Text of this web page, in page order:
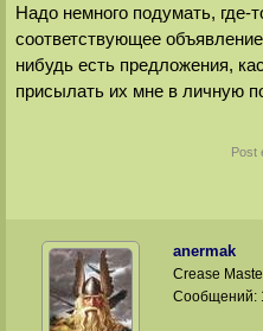
Надо немного подумать, где-
соответствующее
нибудь есть предложения,
присылать их мне в личную
Post
anermak
Crease
Сообщений: